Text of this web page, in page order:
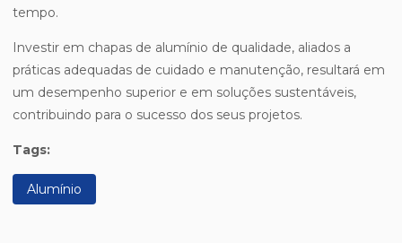
tempo.
Investir em chapas de alumínio de qualidade, aliados a
práticas adequadas de cuidado e manutenção, resultará em
um desempenho superior e em soluções sustentáveis,
contribuindo para o sucesso dos seus projetos.
Tags:
Alumínio